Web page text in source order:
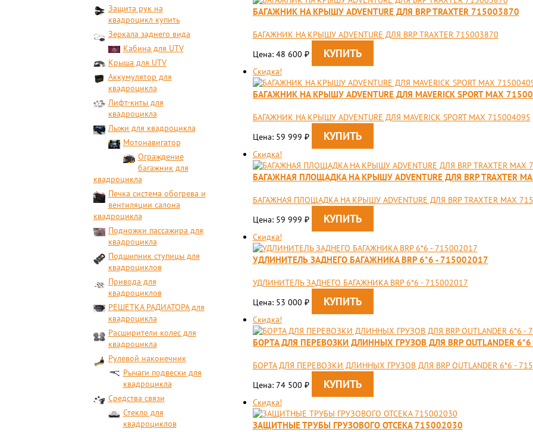
Защита рук на
квадроцикл купить
Зеркала заднего вида
Кабина для UTV
Крыша для UTV
Аккумулятор для
квадроцикла
Лифт-киты для
квадроцикла
Лыжи для квадроцикла
Мотонавигатор
Ограждение
багажник для
квадроцикла
Печка система обогрева и
вентиляции салона
квадроцикла
Подножки пассажира для
квадроцикла
Подшипник ступицы для
квадроциклов
Привода для
квадроциклов
РЕШЕТКА РАДИАТОРА для
квадроцикла
Расширители колес для
квадроцикла
Рулевой наконечник
Рычаги подвески для
квадроцикла
Средства связи
Стекло для
квадроциклов
БАГАЖНИК НА КРЫШУ ADVENTURE ДЛЯ BRP TRAXTER 715003870
БАГАЖНИК НА КРЫШУ ADVENTURE ДЛЯ BRP TRAXTER 715003870
Цена: 48 600 ₽
Скидка!
БАГАЖНИК НА КРЫШУ ADVENTURE ДЛЯ MAVERICK SPORT MAX
БАГАЖНИК НА КРЫШУ ADVENTURE ДЛЯ MAVERICK SPORT MAX 715004095
Цена: 59 999 ₽
Скидка!
БАГАЖНАЯ ПЛОЩАДКА НА КРЫШУ ADVENTURE ДЛЯ BRP TRAXTER
БАГАЖНАЯ ПЛОЩАДКА НА КРЫШУ ADVENTURE ДЛЯ BRP TRAXTER MAX
Цена: 59 999 ₽
Скидка!
УДЛИНИТЕЛЬ ЗАДНЕГО БАГАЖНИКА BRP 6*6 - 715002017
УДЛИНИТЕЛЬ ЗАДНЕГО БАГАЖНИКА BRP 6*6 - 715002017
Цена: 53 000 ₽
Скидка!
БОРТА ДЛЯ ПЕРЕВОЗКИ ДЛИННЫХ ГРУЗОВ ДЛЯ BRP OUTLANDER
БОРТА ДЛЯ ПЕРЕВОЗКИ ДЛИННЫХ ГРУЗОВ ДЛЯ BRP OUTLANDER 6*6 -
Цена: 74 500 ₽
Скидка!
ЗАЩИТНЫЕ ТРУБЫ ГРУЗОВОГО ОТСЕКА 715002030